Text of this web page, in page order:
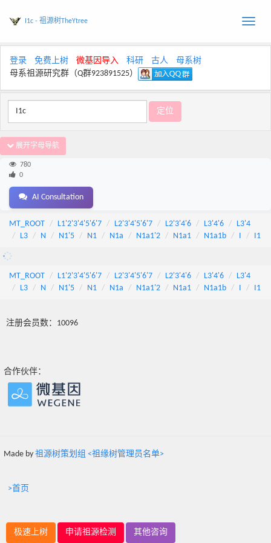
Toggle
I1c - 祖源树TheYtree
登录 免费上树 微基因导入 科研 古人
母系树
母系祖源研究群（Q群923891525）
展开字母导航
780
0
AI Consultation
MT_ROOT L1'2'3'4'5'6'7 L2'3'4'5'6'7 L2'3'4'6 L3'4'6
L3'4
L3
N N1'5 N1 N1a N1a1'2 N1a1 N1a1b I I1
MT_ROOT L1'2'3'4'5'6'7 L2'3'4'5'6'7 L2'3'4'6 L3'4'6
L3'4
L3
N N1'5 N1 N1a N1a1'2 N1a1 N1a1b I I1
注册会员数：10096
合作伙伴：
Made by 祖源树策划组 <祖缘树管理员名单>
>首页
极速上树 申请祖源检测 其他咨询